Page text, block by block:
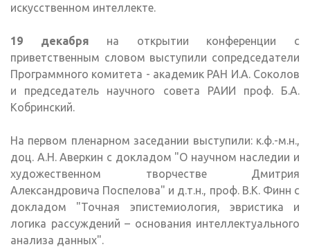
искусственном интеллекте.
19 декабря на открытии конференции с
приветственным словом выступили сопредседатели
Программного комитета - академик РАН И.А. Соколов
и председатель научного совета РАИИ проф. Б.А.
Кобринский.
На первом пленарном заседании выступили: к.ф.-м.н.,
доц. А.Н. Аверкин с докладом "О научном наследии и
художественном творчестве Дмитрия
Александровича Поспелова" и д.т.н., проф. В.К. Финн с
докладом "Точная эпистемиология, эвристика и
логика рассуждений – основания интеллектуального
анализа данных".